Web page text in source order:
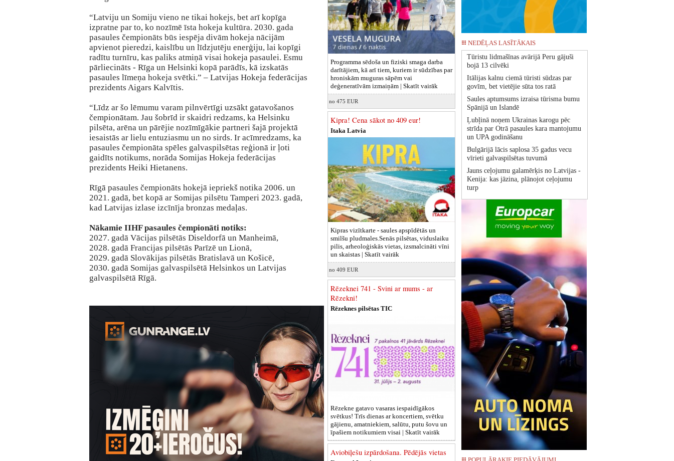
“Latviju un Somiju vieno ne tikai hokejs, bet arī kopīga
izpratne par to, ko nozīmē īsta hokeja kultūra. 2030. gada
pasaules čempionāts būs iespēja divām hokeja nācijām
apvienot pieredzi, kaislību un līdzjutēju enerģiju, lai kopīgi
radītu turnīru, kas paliks atmiņā visai hokeja pasaulei. Esmu
pārliecināts - Rīga un Helsinki kopā parādīs, kā izskatās
pasaules līmeņa hokeja svētki.” – Latvijas Hokeja federācijas
prezidents Aigars Kalvītis.
“Līdz ar šo lēmumu varam pilnvērtīgi uzsākt gatavošanos
čempionātam. Jau šobrīd ir skaidri redzams, ka Helsinku
pilsēta, arēna un pārējie nozīmīgākie partneri šajā projektā
iesaistās ar lielu entuziasmu un no sirds. Ir acīmredzams, ka
pasaules čempionāta spēles galvaspilsētas reģionā ir ļoti
gaidīts notikums, norāda Somijas Hokeja federācijas
prezidents Heiki Hietanens.
Rīgā pasaules čempionāts hokejā iepriekš notika 2006. un
2021. gadā, bet kopā ar Somijas pilsētu Tamperi 2023. gadā,
kad Latvijas izlase izcīnīja bronzas medaļas.
Nākamie IIHF pasaules čempionāti notiks:
2027. gadā Vācijas pilsētās Diseldorfā un Manheimā,
2028. gadā Francijas pilsētās Parīzē un Lionā,
2029. gadā Slovākijas pilsētās Bratislavā un Košicē,
2030. gadā Somijas galvaspilsētā Helsinkos un Latvijas
galvaspilsētā Rīgā.
Programma sēdoša un fiziski smaga darba
darītājiem, kā arī tiem, kuriem ir sūdzības par
hroniskām muguras sāpēm vai
deģeneratīvām izmaiņām | Skatīt vairāk
no 475 EUR
Kipra! Cena sākot no 409 eur!
Itaka Latvia
Kipras vizītkarte - saules apspīdētās un
smilšu pludmales.Senās pilsētas, viduslaiku
pilis, arheoloģiskās vietas, izsmalcināti vīni
un skaistas | Skatīt vairāk
no 409 EUR
Rēzeknei 741 - Svini ar mums - ar
Rēzekni!
Rēzeknes pilsētas TIC
Rēzekne gatavo vasaras iespaidīgākos
svētkus! Trīs dienas ar koncertiem, svētku
gājienu, amatniekiem, salūtu, putu šovu un
īpašiem notikumiem visai | Skatīt vairāk
Aviobiļešu izpārdošana. Pēdējās vietas
NEDĒĻAS LASĪTĀKAIS
Tūristu lidmašīnas avārijā Peru gājuši
bojā 13 cilvēki
Itālijas kalnu ciemā tūristi sūdzas par
govīm, bet vietējie sūta tos ratā
Saules aptumsums izraisa tūrisma bumu
Spānijā un Islandē
Ļubļinā noņem Ukrainas karogu pēc
strīda par Otrā pasaules kara mantojumu
un UPA godināšanu
Bulgārijā lācis saplosa 35 gadus vecu
vīrieti galvaspilsētas tuvumā
Jauns ceļojumu galamērķis no Latvijas -
Kenija: kas jāzina, plānojot ceļojumu
turp